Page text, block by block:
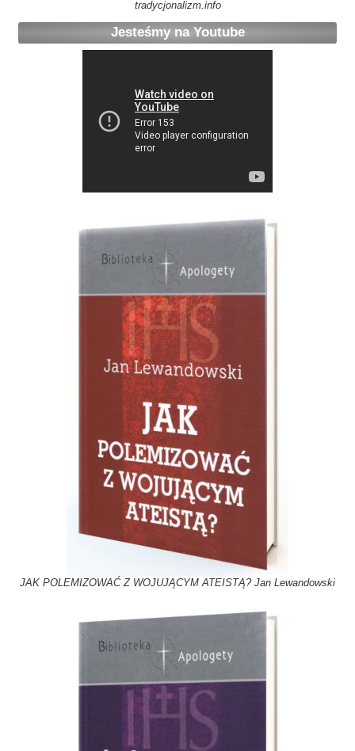
tradycjonalizm.info
Jesteśmy na Youtube
JAK POLEMIZOWAĆ Z WOJUJĄCYM ATEISTĄ? Jan Lewandowski